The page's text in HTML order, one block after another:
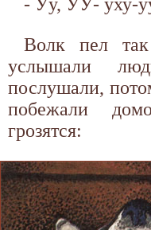
- Уу, УУ- уху-
Волк пел
услышали
послушали,
побежали
грозятся: